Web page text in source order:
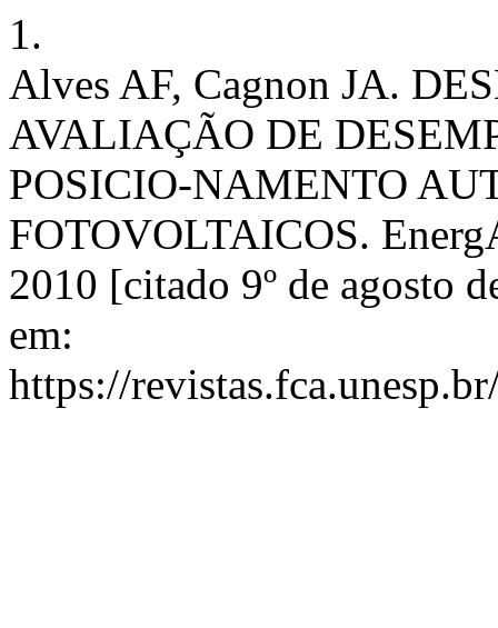
1.
Alves AF, Cagnon JA.
AVALIAÇÃO DE
POSICIO-NAMENTO
FOTOVOLTAICOS.
2010 [citado 9º de agosto
em:
https://